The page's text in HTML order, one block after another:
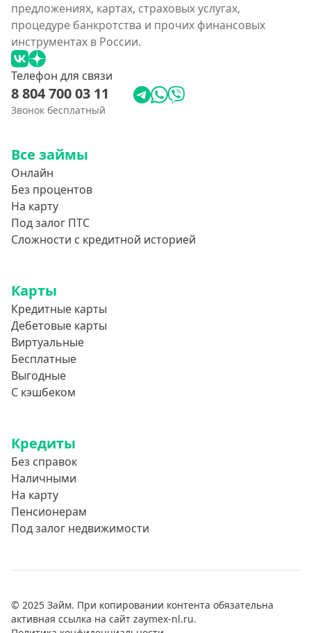
предложениях, картах, страховых услугах,
процедуре банкротства и прочих финансовых
инструментах в России.
Телефон для связи
8 804 700 03 11
Звонок бесплатный
Все займы
Онлайн
Без процентов
На карту
Под залог ПТС
Сложности с кредитной историей
Карты
Кредитные карты
Дебетовые карты
Виртуальные
Бесплатные
Выгодные
С кэшбеком
Кредиты
Без справок
Наличными
На карту
Пенсионерам
Под залог недвижимости
© 2025 Займ. При копировании контента обязательна
активная ссылка на сайт zaymex-nl.ru.